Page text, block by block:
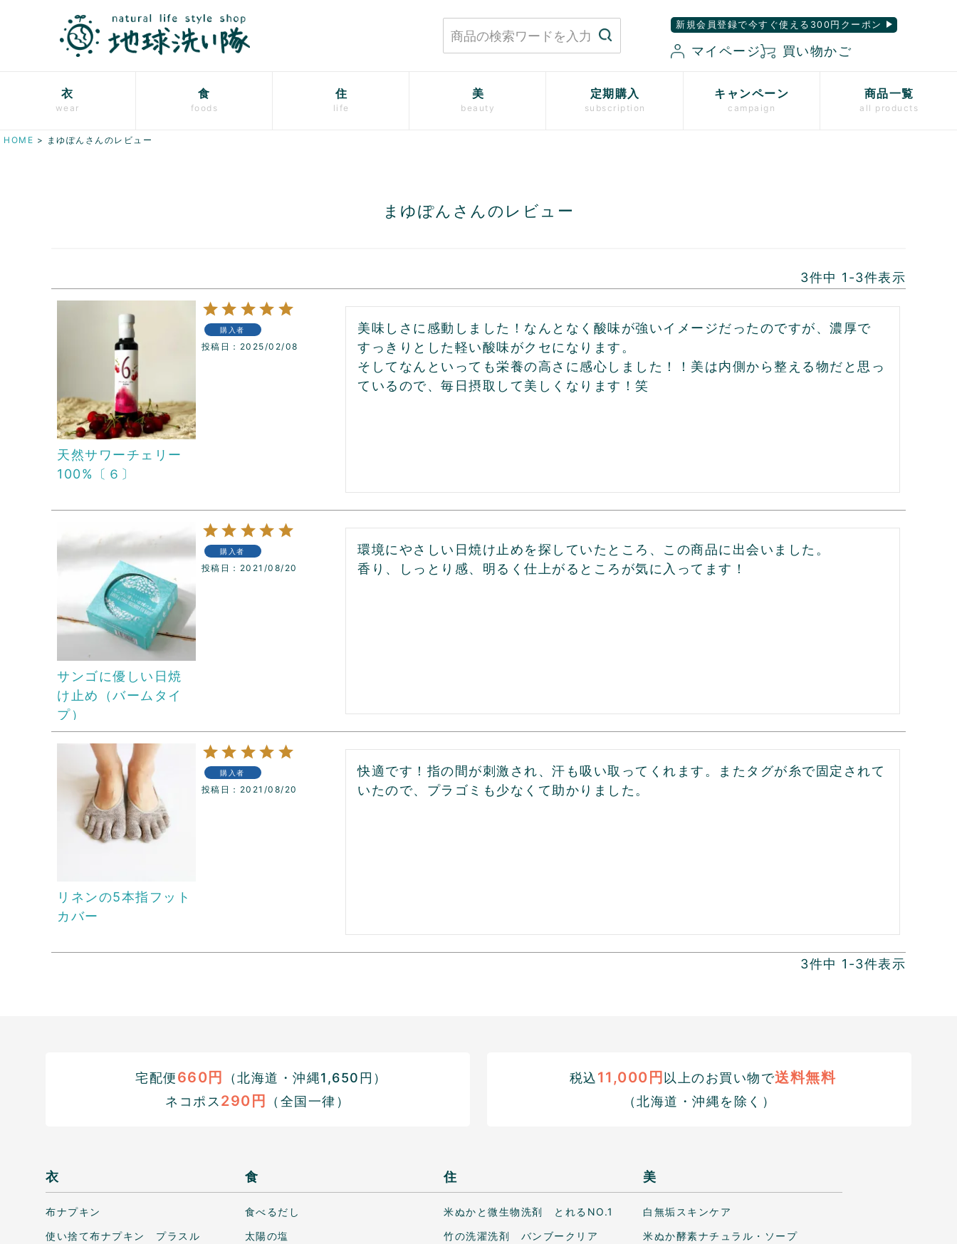
新規会員登録で今すぐ使える300円クーポン
マイページ 買い物かご
衣
wear
食
foods
住
life
美
beauty
定期購入
subscription
キャンペーン
campaign
商品一覧
all products
HOME まゆぽんさんのレビュー
まゆぽんさんのレビュー
3件中 1 -3件表示
天然サワーチェリー
100%〔６〕
購入者
投稿日 2025/02/08
美味しさに感動しました！なんとなく酸味が強いイメージだったのですが、濃厚で
すっきりとした軽い酸味がクセになります。
そしてなんといっても栄養の高さに感心しました！！美は内側から整える物だと思っ
ているので、毎日摂取して美しくなります！笑
サンゴに優しい日焼
け止め（バームタイ
プ）
購入者
投稿日 2021/08/20
環境にやさしい日焼け止めを探していたところ、この商品に出会いました。
リネンの5本指フット
カバー
購入者
投稿日 2021/08/20
快適です！指の間が刺激され、汗も吸い取ってくれます。またタグが糸で固定されて
いたので、プラゴミも少なくて助かりました。
3件中 1 -3件表示
宅配便660円
（北海道・沖縄1,650円）
ネコポス 290円 （全国一律）
税込11,000円 以上のお買い物で送料無料
（北海道・沖縄を除く）
衣
布ナプキン
使い捨て布ナプキン プラスル
食
食べるだし
太陽の塩
住
米ぬかと微生物洗剤 とれるNO.1
竹の洗濯洗剤 バンブークリア
美
白無垢スキンケア
米ぬか酵素ナチュラル・ソープ